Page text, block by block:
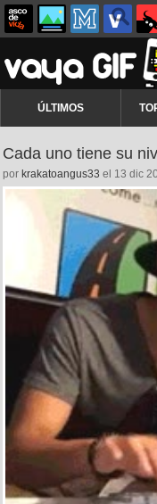
ÚLTIMOS
Cada uno tiene su
por krakatoangus33 el 13 dic